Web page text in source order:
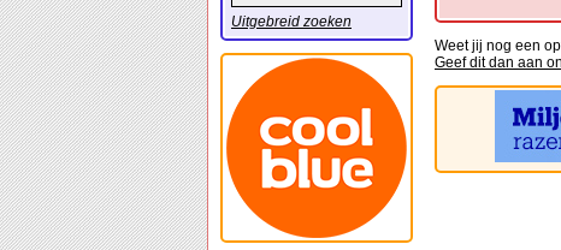
Weet jij nog een
Geef dit dan aan
Uitgebreid zoeken